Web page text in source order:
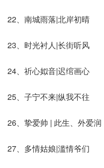
22、南城雨落|北岸初晴
23、时光衬人|长街听风
24、祈心姒音|迟绾画心
25、子宁不来|纵我不往
26、挚爱帅 | 此生、外爱润
27、多情姑娘|滥情爷们